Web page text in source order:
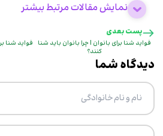
نمایش مقالات مرتبط بیشتر
پست بعدی
فواید شنا برای بانوان | چرا بانوان باید شنا
کنند؟
فواید شنا
دیدگاه شما